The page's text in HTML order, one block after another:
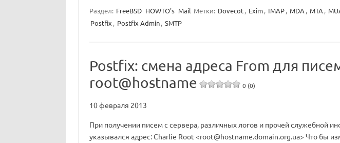
Раздел: FreeBSD HOWTO's Mail Метки: Dovecot, Exim, IMAP, MDA, MTA,
Postfix, Postfix Admin, SMTP
Postfix: смена адреса From для
root@hostname
0 (0)
10 февраля 2013
При получении писем с сервера, различных логов и прочей служебной
указывался адрес: Charlie Root <root@hostname.domain.org.ua> Что бы